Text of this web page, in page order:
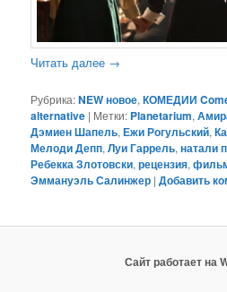
Читать далее →
Рубрика:NEW новое,КОМЕДИИ
alternative | Метки: Planetarium,
Дэмиен Шапель,Ежи Рогульский,
Мелоди Депп,Луи Гаррель,натали
Ребекка Злотовски,рецензия,
Эммануэль Салинжер |Добавить
Сайт работает на